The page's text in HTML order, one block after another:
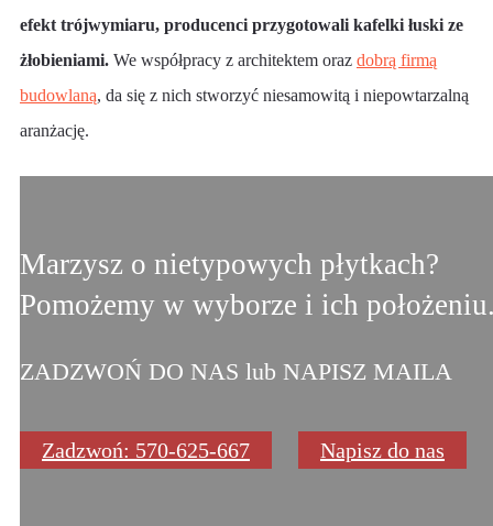
efekt trójwymiaru, producenci przygotowali kafelki łuski ze
żłobieniami. We współpracy z architektem oraz dobrą firmą
budowlaną, da się z nich stworzyć niesamowitą i niepowtarzalną
aranżację.
Marzysz o nietypowych płytkach?
Pomożemy w wyborze i ich
ZADZWOŃ DO NAS lub NAPISZ MAILA
Zadzwoń: 570-625-667 Napisz do nas